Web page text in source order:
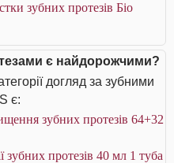
зубних протезів Біо
є найдорожчими?
догляд за зубними
є:
зубних протезів 64+32
зубних протезів 40 мл 1 туба